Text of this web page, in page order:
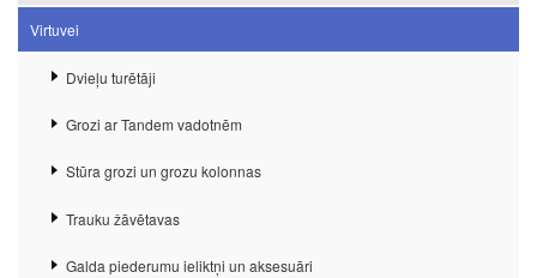
Virtuvei
Dvieļu turētāji
Grozi ar Tandem vadotnēm
Stūra grozi un grozu kolonnas
Trauku žāvētavas
Galda piederumu ieliktņi un aksesuāri